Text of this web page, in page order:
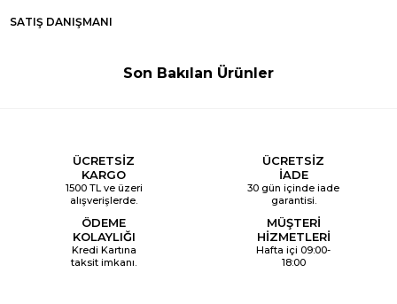
SATIŞ DANIŞMANI
Son Bakılan Ürünler
ÜCRETSİZ
KARGO
1500 TL ve üzeri
alışverişlerde.
ÜCRETSİZ
İADE
30 gün içinde iade
garantisi.
ÖDEME
KOLAYLIĞI
Kredi Kartına
taksit imkanı.
MÜŞTERİ
HİZMETLERİ
Hafta içi 09:00-
18:00